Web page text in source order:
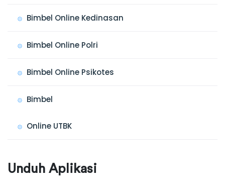
Bimbel Online Kedinasan
Bimbel Online Polri
Bimbel Online Psikotes
Bimbel
Online UTBK
Unduh Aplikasi